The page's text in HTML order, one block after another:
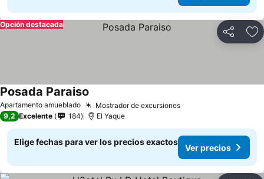
Compartir
Opción destacada
Apartamento amueblado Mostrador de excursiones
Posada Paraiso
9,2 Excelente 184 El Yaque
Elige fechas para ver los precios exactos
Ver precios